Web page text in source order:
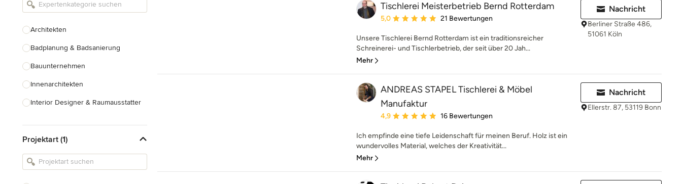
Architekten
Badplanung & Badsanierung
Bauunternehmen
Innenarchitekten
Interior Designer & Raumausstatter
Landschaftsarchitekten
Armaturen & Sanitärbedarf
Projektart (1)
Tischlerei Meisterbetrieb Bernd Rotterdam
Durchschnittliche Bewertung: 5 von 5 Sternen
5,0 21 Bewertungen
Unsere Tischlerei Bernd Rotterdam ist ein traditionsreicher
Schreinerei- und Tischlerbetrieb, der seit über 20 Jah...
Mehr
Nachricht
Berliner Straße 486,
51061 Köln
ANDREAS STAPEL Tischlerei & Möbel
Manufaktur
Durchschnittliche Bewertung: 4.9 von 5 Sternen
4,9 16 Bewertungen
Ich empfinde eine tiefe Leidenschaft für meinen Beruf. Holz ist ein
wundervolles Material, welches der Kreativität...
Mehr
Nachricht
Ellerstr. 87, 53119 Bonn